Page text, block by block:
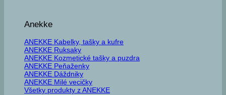
Anekke
ANEKKE Kabelky, tašky a kufre
ANEKKE Ruksaky
ANEKKE Kozmetické tašky a puzdra
ANEKKE Peňaženky
ANEKKE Dáždniky
ANEKKE Milé vecičky
Všetky produkty z ANEKKE